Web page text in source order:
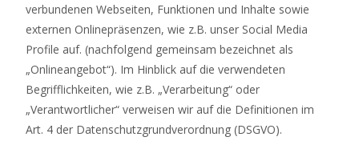
verbundenen Webseiten, Funktionen und Inhalte sowie
externen Onlinepräsenzen, wie z.B. unser Social Media
Profile auf. (nachfolgend gemeinsam bezeichnet als
„Onlineangebot“). Im Hinblick auf die verwendeten
Begrifflichkeiten, wie z.B. „Verarbeitung“ oder
„Verantwortlicher“ verweisen wir auf die Definitionen im
Art. 4 der Datenschutzgrundverordnung (DSGVO).